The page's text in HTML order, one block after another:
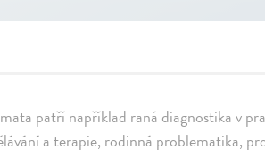
patří například raná diagnostika v
a terapie, rodinná problematika,